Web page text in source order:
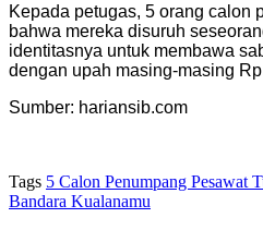
Kepada petugas, 5 orang calon
bahwa mereka disuruh
identitasnya untuk membawa
dengan upah masing-masing
Sumber: hariansib.com
Tags 5 Calon Penumpang Pesawat
Bandara Kualanamu